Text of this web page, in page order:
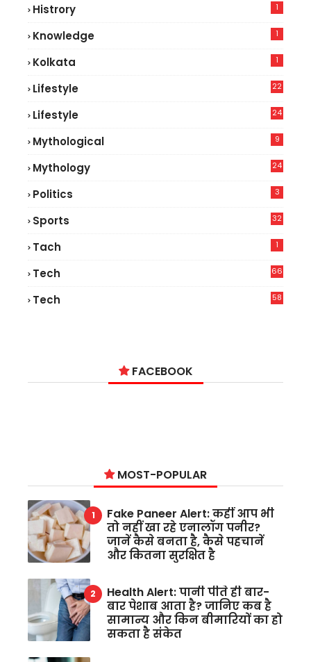
Histrory 1
Knowledge 1
Kolkata 1
Lifestyle
22
Lifestyle
24
Mythological 9
Mythology 24
Politics 3
Sports 32
Tach 1
Tech
66
Tech
58
FACEBOOK
MOST-POPULAR
Fake Paneer Alert: कहीं आप भी
तो नहीं खा रहे एनालॉग पनीर?
जानें कैसे बनता है, कैसे पहचानें
और कितना सुरक्षित है
Health Alert: पानी पीते ही बार-
बार पेशाब आता है? जानिए कब है
सामान्य और किन बीमारियों का हो
सकता है संकेत